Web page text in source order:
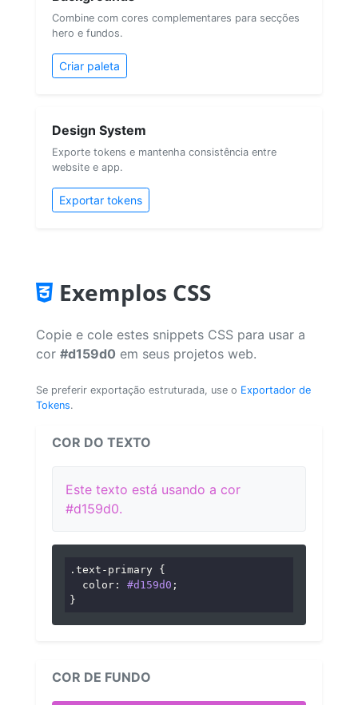
Combine com cores complementares para secções
hero e fundos.
Criar paleta
Design System
Exporte tokens e mantenha consistência entre
website e app.
Exportar tokens
Exemplos CSS
Copie e cole estes snippets CSS para usar a
cor #d159d0 em seus projetos web.
Se preferir exportação estruturada, use o Exportador de
Tokens.
COR DO TEXTO
Este texto está usando a cor
#d159d0.
.text-primary {
color : #d159d0 ;
}
COR DE FUNDO